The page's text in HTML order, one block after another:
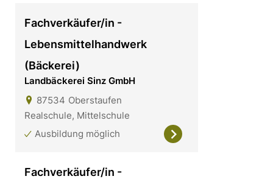
Fachverkäufer/in -
Lebensmittelhandwerk
(Bäckerei)
Landbäckerei Sinz GmbH
87534 Oberstaufen
Realschule, Mittelschule
Ausbildung möglich
Fachverkäufer/in -